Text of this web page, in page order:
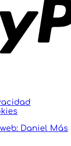
Daniel Más